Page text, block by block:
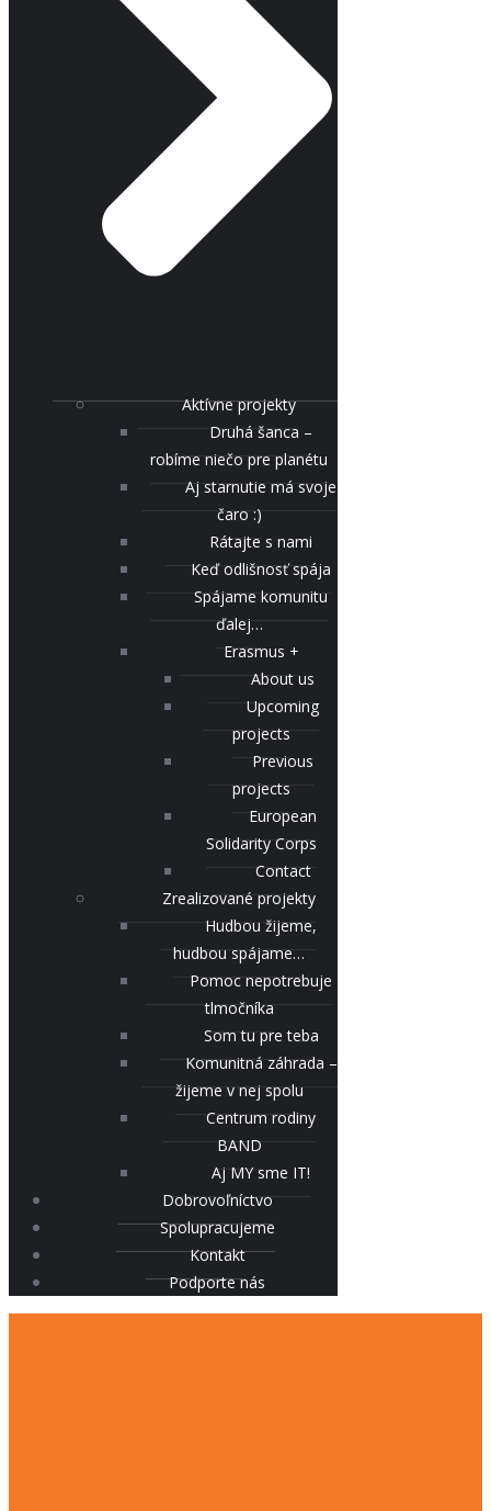
Aktívne projekty
Druhá šanca –
robíme niečo pre planétu
Aj starnutie má svoje
čaro :)
Rátajte s nami
Keď odlišnosť spája
Spájame komunitu
ďalej…
Erasmus +
About us
Upcoming
projects
Previous
projects
European
Solidarity Corps
Contact
Zrealizované projekty
Hudbou žijeme,
hudbou spájame…
Pomoc nepotrebuje
tlmočníka
Som tu pre teba
Komunitná záhrada –
žijeme v nej spolu
Centrum rodiny
BAND
Aj MY sme IT!
Dobrovoľníctvo
Spolupracujeme
Kontakt
Podporte nás